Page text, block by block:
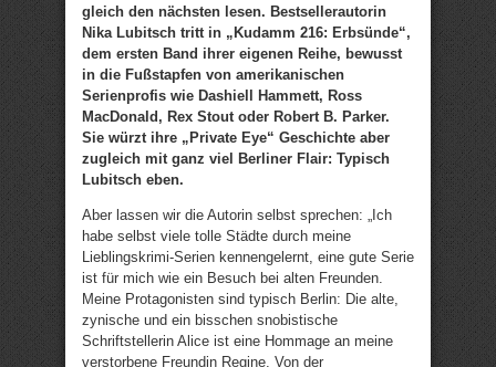
gleich den nächsten lesen. Bestsellerautorin
Nika Lubitsch tritt in „Kudamm 216: Erbsünde“,
dem ersten Band ihrer eigenen Reihe, bewusst
in die Fußstapfen von amerikanischen
Serienprofis wie Dashiell Hammett, Ross
MacDonald, Rex Stout oder Robert B. Parker.
Sie würzt ihre „Private Eye“ Geschichte aber
zugleich mit ganz viel Berliner Flair: Typisch
Lubitsch eben.
Aber lassen wir die Autorin selbst sprechen: „Ich
habe selbst viele tolle Städte durch meine
Lieblingskrimi-Serien kennengelernt, eine gute Serie
ist für mich wie ein Besuch bei alten Freunden.
Meine Protagonisten sind typisch Berlin: Die alte,
zynische und ein bisschen snobistische
Schriftstellerin Alice ist eine Hommage an meine
verstorbene Freundin Regine. Von der